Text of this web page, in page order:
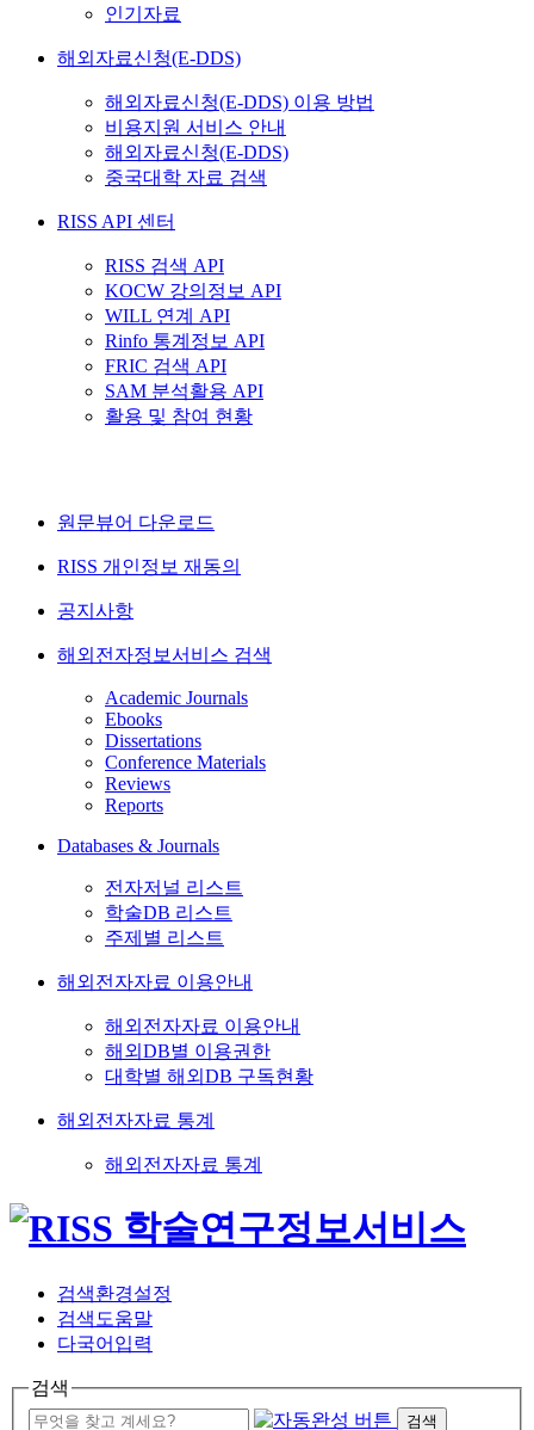
인기자료
해외자료신청(E-DDS)
해외자료신청(E-DDS) 이용 방법
비용지원 서비스 안내
해외자료신청(E-DDS)
중국대학 자료 검색
RISS API 센터
RISS 검색 API
KOCW 강의정보 API
WILL 연계 API
Rinfo 통계정보 API
FRIC 검색 API
SAM 분석활용 API
활용 및 참여 현황
원문뷰어 다운로드
RISS 개인정보 재동의
공지사항
해외전자정보서비스 검색
Academic Journals
Ebooks
Dissertations
Conference Materials
Reviews
Reports
Databases & Journals
전자저널 리스트
학술DB 리스트
주제별 리스트
해외전자자료 이용안내
해외전자자료 이용안내
해외DB별 이용권한
대학별 해외DB 구독현황
해외전자자료 통계
해외전자자료 통계
검색환경설정
검색도움말
다국어입력
검색
검색